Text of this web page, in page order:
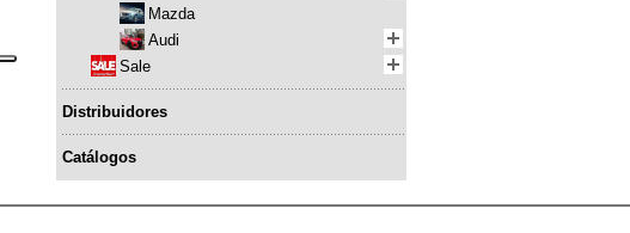
Mazda
Audi
Sale
Distribuidores
Catálogos